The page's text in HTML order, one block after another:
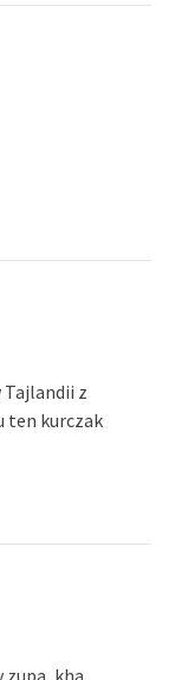
Tajlandii z
ten kurczak
zupa, kha